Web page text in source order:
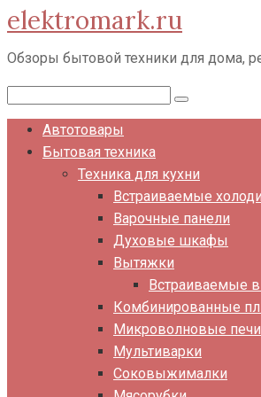
Перейти
к
контенту
elektromark.ru
Обзоры бытовой техники для дома,
Автотовары
Бытовая техника
Техника для кухни
Встраиваемые
Варочные панели
Духовые шкафы
Вытяжки
Встраиваемые
Комбинированные
Микроволновые печи
Мультиварки
Соковыжималки